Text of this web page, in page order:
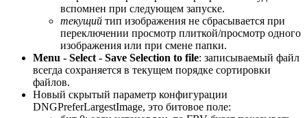
вспомнен при следующем запуске.
текущий тип изображения не сбрасывается при
переключении просмотр плиткой/просмотр одного
изображения или при смене папки.
Menu - Select - Save Selection to file: записываемый файл
всегда сохраняется в текущем порядке сортировки
файлов.
Новый скрытый параметр конфигурации
DNGPreferLargestImage, это битовое поле: